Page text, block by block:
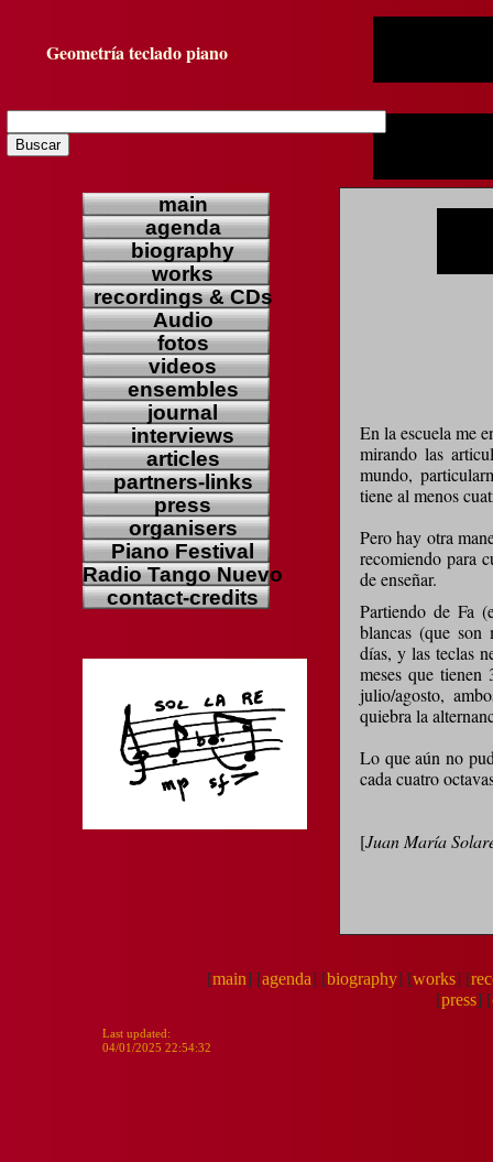
main
agenda
biography
works
recordings & CDs
Audio
fotos
videos
ensembles
journal
interviews
articles
partners-links
press
organisers
Piano Festival
Radio Tango Nuevo
contact-credits
[main] [agenda] [biography] [works] [
[press] [
Last updated:
04/01/2025 22:54:32
En la escuela me
mirando las
mundo,
tiene al menos
Pero hay otra
recomiendo para
de enseñar.
Partiendo de Fa
blancas (que son
días, y las teclas
meses que
julio/agosto,
quiebra la
Lo que aún no
cada cuatro
[Juan María
Geometría teclado piano